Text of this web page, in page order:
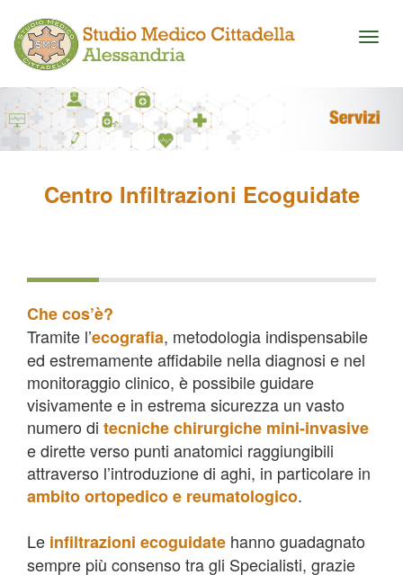
Centro Infiltrazioni Ecoguidate
Che cos’è?
Tramite l’ecografia, metodologia indispensabile
ed estremamente affidabile nella diagnosi e nel
monitoraggio clinico, è possibile guidare
visivamente e in estrema sicurezza un vasto
numero di tecniche chirurgiche mini-invasive
e dirette verso punti anatomici raggiungibili
attraverso l’introduzione di aghi, in particolare in
ambito ortopedico e reumatologico.
Le infiltrazioni ecoguidate hanno guadagnato
sempre più consenso tra gli Specialisti, grazie